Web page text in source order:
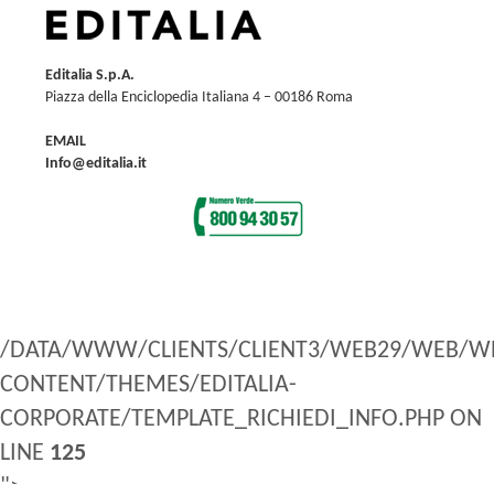
Editalia S.p.A.
Piazza della Enciclopedia Italiana 4 – 00186 Roma
EMAIL
Info@editalia.it
/DATA/WWW/CLIENTS/CLIENT3/WEB29/WEB/
CONTENT/THEMES/EDITALIA-
CORPORATE/TEMPLATE_RICHIEDI_INFO.PHP ON
LINE 125